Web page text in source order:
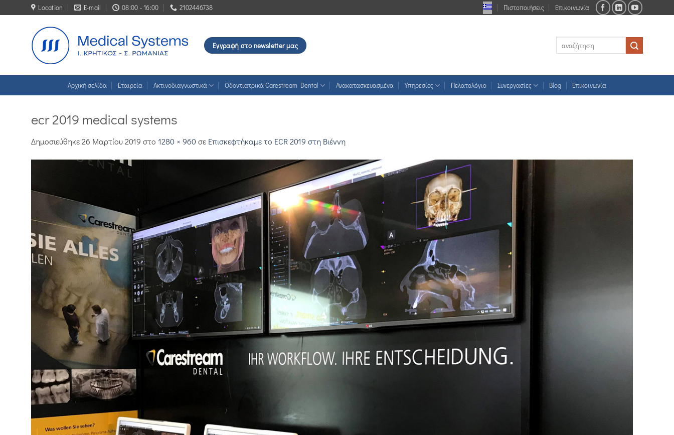
Μετάβαση
στο
περιεχόμενο
Location E-mail 08:00 - 16:00 2102446738 Πιστοποιήσεις Επικοινωνία
Εγγραφή στο newsletter μας
Αρχική σελίδα Εταιρεία Ακτινοδιαγνωστικά Οδοντιατρικά Carestream Dental Ανακατασκευασμένα Υπηρεσίες Πελατολόγιο Συνεργασίες Blog Επικοινωνία
ecr 2019 medical systems
Δημοσιεύθηκε26 Μαρτίου 2019 στο 1280 × 960σε Επισκεφτήκαμε το ECR 2019 στη Βιέννη